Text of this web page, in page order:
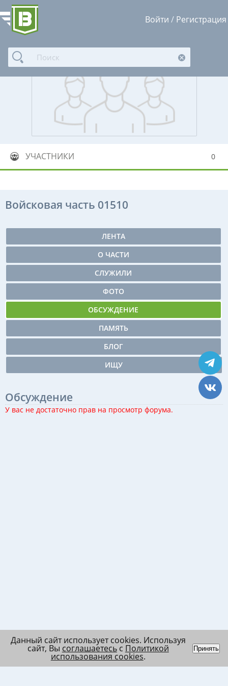
Войти / Регистрация
УЧАСТНИКИ 0
Войсковая часть 01510
ЛЕНТА
О ЧАСТИ
СЛУЖИЛИ
ФОТО
ОБСУЖДЕНИЕ
ПАМЯТЬ
БЛОГ
ИЩУ
Обсуждение
У вас не достаточно прав на просмотр форума.
Данный сайт использует cookies. Используя
сайт, Вы соглашаетесьс Политикой
использования cookies.
Принять